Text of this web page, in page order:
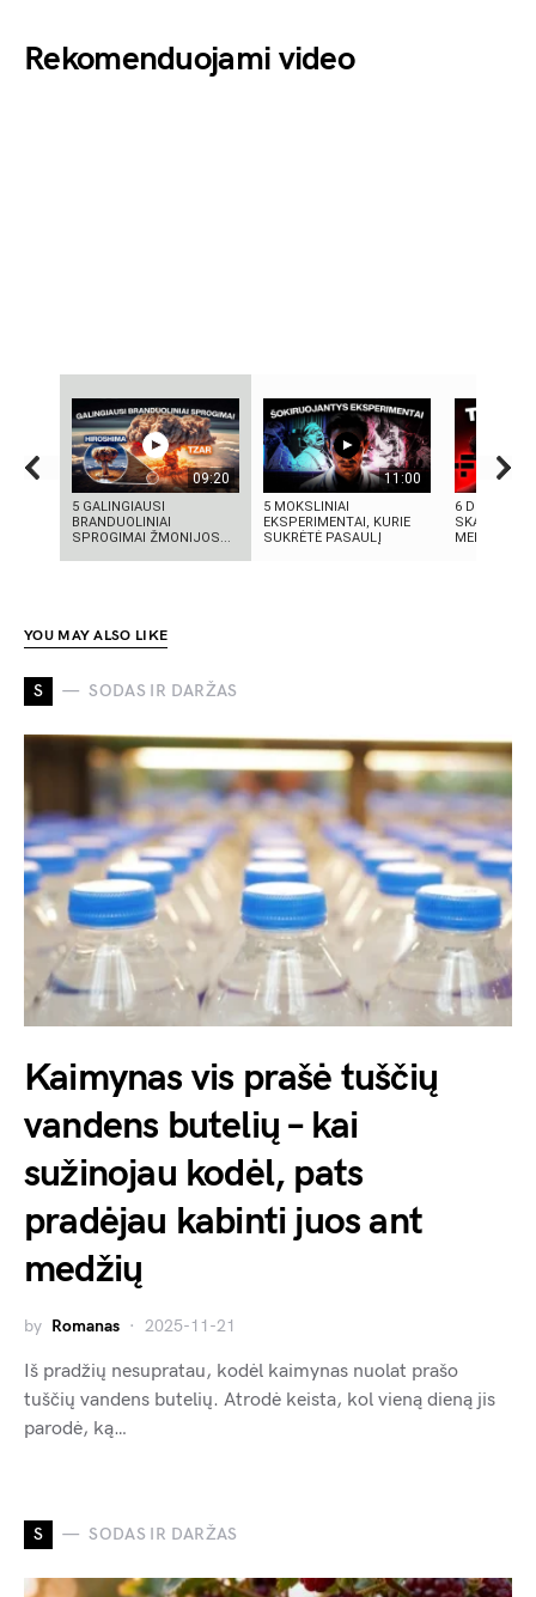
Rekomenduojami video
09:20
5 GALINGIAUSI
BRANDUOLINIAI
SPROGIMAI ŽMONIJOS...
11:00
5 MOKSLINIAI
EKSPERIMENTAI, KURIE
SUKRĖTĖ PASAULĮ
6 DIDŽIAUSI
SKANDALAI:
MELAI IR
YOU MAY ALSO LIKE
S SODAS IR DARŽAS
Kaimynas vis prašė tuščių
vandens butelių – kai
sužinojau kodėl, pats
pradėjau kabinti juos ant
medžių
by Romanas 2025-11-21
Iš pradžių nesupratau, kodėl kaimynas nuolat prašo
tuščių vandens butelių. Atrodė keista, kol vieną dieną jis
parodė, ką…
S SODAS IR DARŽAS